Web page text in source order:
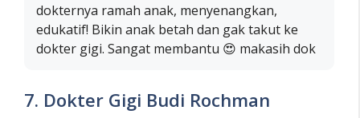
dokternya ramah anak, menyenangkan,
edukatif! Bikin anak betah dan gak takut ke
dokter gigi. Sangat membantu 😍 makasih dok
7. Dokter Gigi Budi Rochman